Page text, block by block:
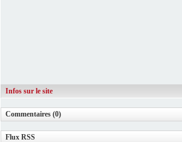
Infos sur le site
Commentaires (0)
Flux RSS